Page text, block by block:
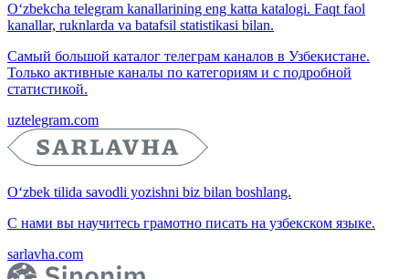
O‘zbekcha telegram kanallarining eng katta katalogi. Faqt faol
kanallar, ruknlarda va batafsil statistikasi bilan.
Самый большой каталог телеграм каналов в Узбекистане.
Только активные каналы по категориям и с подробной
статистикой.
uztelegram.com
O‘zbek tilida savodli yozishni biz bilan boshlang.
С нами вы научитесь грамотно писать на узбекском языке.
sarlavha.com